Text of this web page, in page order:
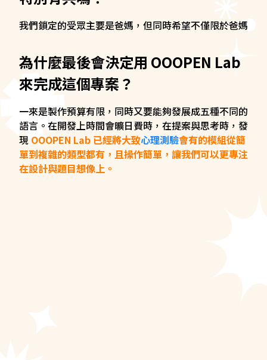
我們鎖定的受眾主要是爸媽，但同時希望不僅限於爸媽
為什麼最後會決定用 OOOPEN Lab
來完成這個專案？
一來是製作預算有限，同時又要能夠發展成五種不同的
語言。在開發上時間會曠日費時，在提案與思考時，發
現 OOOPEN Lab 已經將大致心理測驗會有的模組從簡
單到複雜的類型都有，且操作簡單，讓我們可以更專注
在設計與題目想像上。